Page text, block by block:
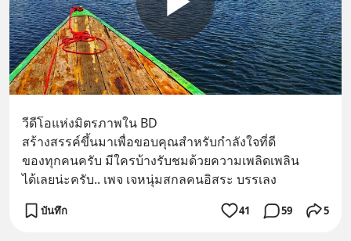
วีดีโอแห่งมิตรภาพใน BD
สร้างสรรค์ขึ้นมาเพื่อขอบคุณสำหรับกำลังใจที่ดี
ของทุกคนครับ มีใครบ้างรับชมด้วยความเพลิดเพลิน
ได้เลยน่ะครับ.. เพจ เจหนุ่มสกลคนอิสระ บรรเลง
บันทึก 41 59 5